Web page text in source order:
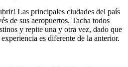
Las principales ciudades del país
de sus aeropuertos. Tacha todos
y repite una y otra vez, dado que
es diferente de la anterior.